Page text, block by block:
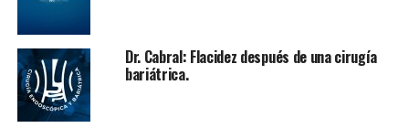
Dr. Cabral: Flacidez después de una cirugía
bariátrica.